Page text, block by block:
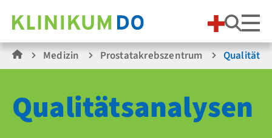
Medizin Prostatakrebszentrum
Qualitäts­analysen